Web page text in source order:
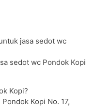
jasa sedot wc
sedot wc Pondok Kopi
Kopi?
Kopi No. 17,